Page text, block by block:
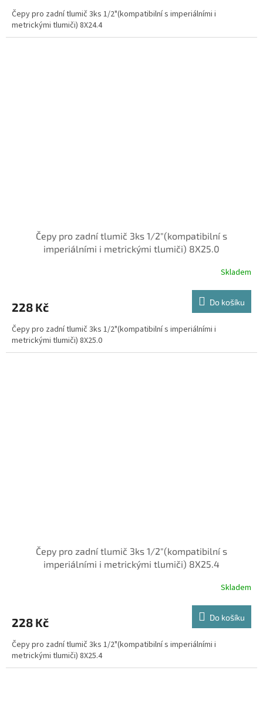
Čepy pro zadní tlumič 3ks 1/2"(kompatibilní s imperiálními i
metrickými tlumiči) 8X24.4
Čepy pro zadní tlumič 3ks 1/2"(kompatibilní s
imperiálními i metrickými tlumiči) 8X25.0
Skladem
228 Kč Do košíku
Čepy pro zadní tlumič 3ks 1/2"(kompatibilní s imperiálními i
metrickými tlumiči) 8X25.0
Čepy pro zadní tlumič 3ks 1/2"(kompatibilní s
imperiálními i metrickými tlumiči) 8X25.4
Skladem
228 Kč Do košíku
Čepy pro zadní tlumič 3ks 1/2"(kompatibilní s imperiálními i
metrickými tlumiči) 8X25.4